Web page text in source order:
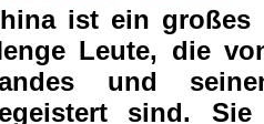
ist ein
Leute, die
und
sind.